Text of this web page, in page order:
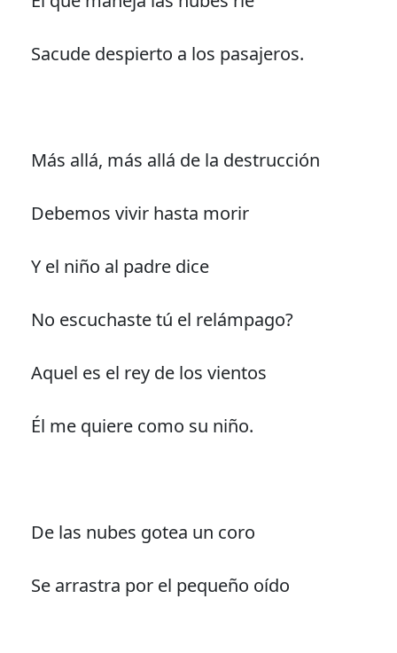
Sacude despierto a los pasajeros.
Más allá, más allá de la destrucción
Debemos vivir hasta morir
Y el niño al padre dice
No escuchaste tú el relámpago?
Aquel es el rey de los vientos
Él me quiere como su niño.
De las nubes gotea un coro
Se arrastra por el pequeño oído